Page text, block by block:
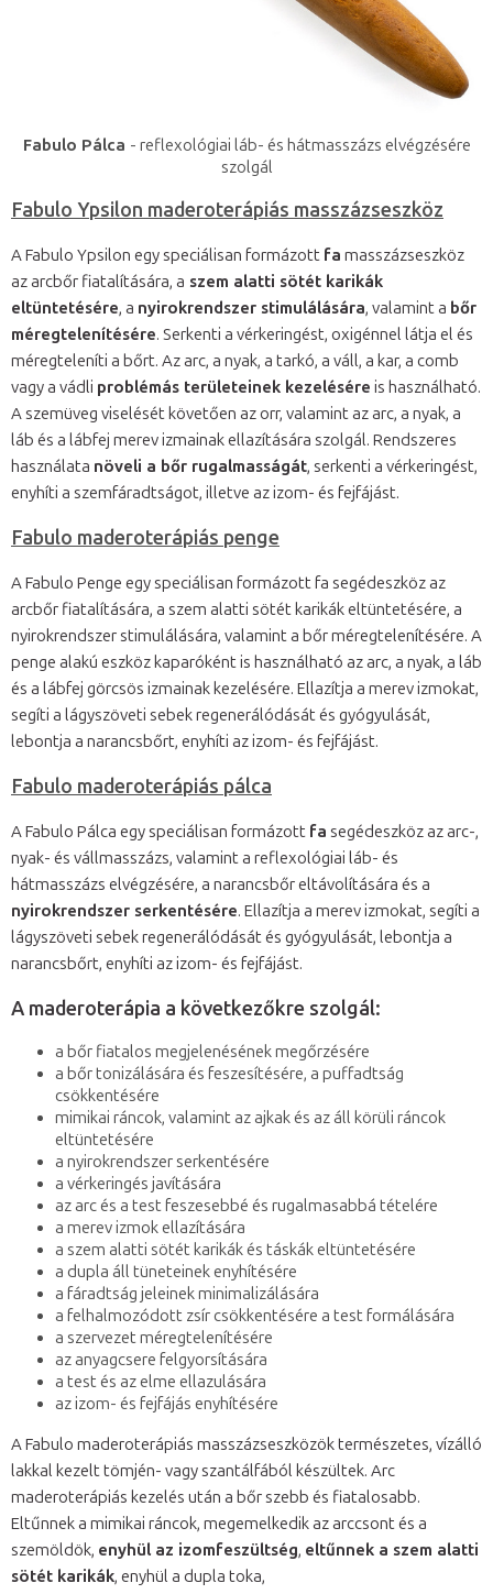
Fabulo Pálca - reflexológiai láb- és hátmasszázs elvégzésére
szolgál
Fabulo Ypsilon maderoterápiás masszázseszköz
A Fabulo Ypsilon egy speciálisan formázott fa masszázseszköz
az arcbőr fiatalítására, a szem alatti sötét karikák
eltüntetésére, a nyirokrendszer stimulálására, valamint a bőr
méregtelenítésére. Serkenti a vérkeringést, oxigénnel látja el és
méregteleníti a bőrt. Az arc, a nyak, a tarkó, a váll, a kar, a comb
vagy a vádli problémás területeinek kezelésére is használható.
A szemüveg viselését követően az orr, valamint az arc, a nyak, a
láb és a lábfej merev izmainak ellazítására szolgál. Rendszeres
használata növeli a bőr rugalmasságát, serkenti a vérkeringést,
enyhíti a szemfáradtságot, illetve az izom- és fejfájást.
Fabulo maderoterápiás penge
A Fabulo Penge egy speciálisan formázott fa segédeszköz az
arcbőr fiatalítására, a szem alatti sötét karikák eltüntetésére, a
nyirokrendszer stimulálására, valamint a bőr méregtelenítésére. A
penge alakú eszköz kaparóként is használható az arc, a nyak, a láb
és a lábfej görcsös izmainak kezelésére. Ellazítja a merev izmokat,
segíti a lágyszöveti sebek regenerálódását és gyógyulását,
lebontja a narancsbőrt, enyhíti az izom- és fejfájást.
Fabulo maderoterápiás pálca
A Fabulo Pálca egy speciálisan formázott fa segédeszköz az arc-,
nyak- és vállmasszázs, valamint a reflexológiai láb- és
hátmasszázs elvégzésére, a narancsbőr eltávolítására és a
nyirokrendszer serkentésére. Ellazítja a merev izmokat, segíti a
lágyszöveti sebek regenerálódását és gyógyulását, lebontja a
narancsbőrt, enyhíti az izom- és fejfájást.
A maderoterápia a következőkre szolgál:
a bőr fiatalos megjelenésének megőrzésére
a bőr tonizálására és feszesítésére, a puffadtság
csökkentésére
mimikai ráncok, valamint az ajkak és az áll körüli ráncok
eltüntetésére
a nyirokrendszer serkentésére
a vérkeringés javítására
az arc és a test feszesebbé és rugalmasabbá tételére
a merev izmok ellazítására
a szem alatti sötét karikák és táskák eltüntetésére
a dupla áll tüneteinek enyhítésére
a fáradtság jeleinek minimalizálására
a felhalmozódott zsír csökkentésére a test formálására
a szervezet méregtelenítésére
az anyagcsere felgyorsítására
a test és az elme ellazulására
az izom- és fejfájás enyhítésére
A Fabulo maderoterápiás masszázseszközök természetes, vízálló
lakkal kezelt tömjén- vagy szantálfából készültek. Arc
maderoterápiás kezelés után a bőr szebb és fiatalosabb.
Eltűnnek a mimikai ráncok, megemelkedik az arccsont és a
szemöldök, enyhül az izomfeszültség, eltűnnek a szem alatti
sötét karikák, enyhül a dupla toka,